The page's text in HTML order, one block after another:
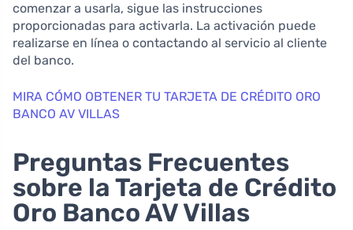
comenzar a usarla, sigue las instrucciones
proporcionadas para activarla. La activación puede
realizarse en línea o contactando al servicio al cliente
del banco.
MIRA CÓMO OBTENER TU TARJETA DE CRÉDITO ORO
BANCO AV VILLAS
Preguntas Frecuentes
sobre la Tarjeta de Crédito
Oro Banco AV Villas